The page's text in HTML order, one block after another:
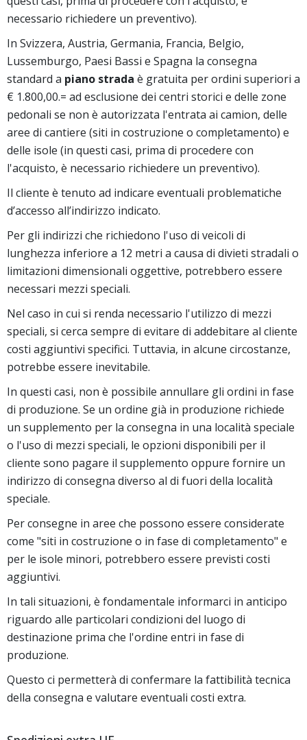
necessario richiedere un preventivo).
In Svizzera, Austria, Germania, Francia, Belgio,
Lussemburgo, Paesi Bassi e Spagna la consegna
standard a piano strada è gratuita per ordini superiori a
€ 1.800,00.= ad esclusione dei centri storici e delle zone
pedonali se non è autorizzata l'entrata ai camion, delle
aree di cantiere (siti in costruzione o completamento) e
delle isole (in questi casi, prima di procedere con
l'acquisto, è necessario richiedere un preventivo).
Il cliente è tenuto ad indicare eventuali problematiche
d’accesso all’indirizzo indicato.
Per gli indirizzi che richiedono l'uso di veicoli di
lunghezza inferiore a 12 metri a causa di divieti stradali o
limitazioni dimensionali oggettive, potrebbero essere
necessari mezzi speciali.
Nel caso in cui si renda necessario l'utilizzo di mezzi
speciali, si cerca sempre di evitare di addebitare al cliente
costi aggiuntivi specifici. Tuttavia, in alcune circostanze,
potrebbe essere inevitabile.
In questi casi, non è possibile annullare gli ordini in fase
di produzione. Se un ordine già in produzione richiede
un supplemento per la consegna in una località speciale
o l'uso di mezzi speciali, le opzioni disponibili per il
cliente sono pagare il supplemento oppure fornire un
indirizzo di consegna diverso al di fuori della località
speciale.
Per consegne in aree che possono essere considerate
come "siti in costruzione o in fase di completamento" e
per le isole minori, potrebbero essere previsti costi
aggiuntivi.
In tali situazioni, è fondamentale informarci in anticipo
riguardo alle particolari condizioni del luogo di
destinazione prima che l'ordine entri in fase di
produzione.
Questo ci permetterà di confermare la fattibilità tecnica
della consegna e valutare eventuali costi extra.